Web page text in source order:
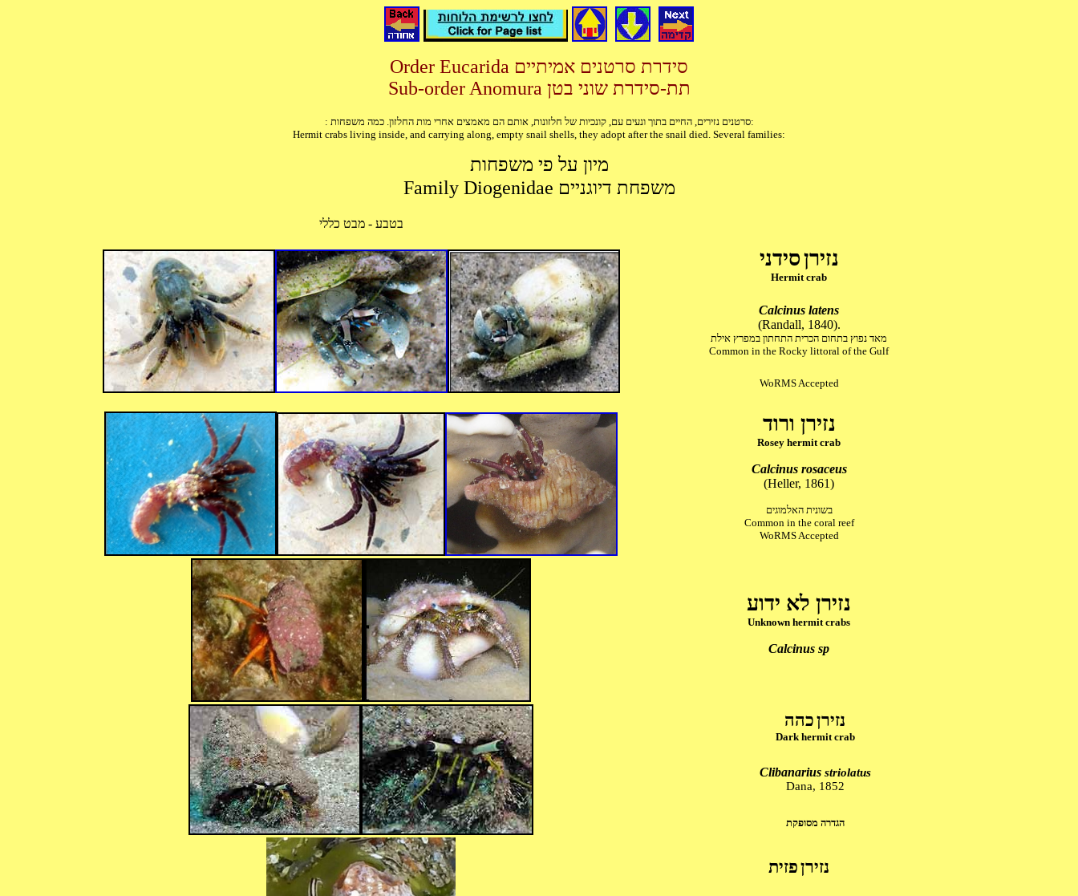
Order Eucarida סידרת סרטנים אמיתיים
Sub-order Anomura תת-סידרת שוני בטן
: סרטנים נזירים, החיים בתוך ונעים עם, קונכיות של חלזונות, אותם הם מאמצים אחרי מות החלזון. כמה משפחות:
Hermit crabs living inside, and carrying along, empty snail shells, they adopt after the snail died. Several families:
מיון על פי משפחות
Family Diogenidae משפחת דיוגניים
בטבע - מבט כללי
נזירןסידני
Hermit crab
Calcinus latens
(Randall, 1840).
מאד נפוץ בתחום הכרית התחתון במפרץ אילת
Common in the Rocky littoral of the Gulf
WoRMS Accepted
נזירן ורוד
Rosey hermit crab
Calcinus rosaceus
(Heller, 1861)
בשונית האלמוגים
Common in the coral reef
WoRMS Accepted
נזירן לא ידוע
Unknown hermit crabs
Calcinus sp
נזירןכהה
Dark hermit crab
Clibanarius striolatus
Dana, 1852
הגדרה מסופקת
נזירןפזית